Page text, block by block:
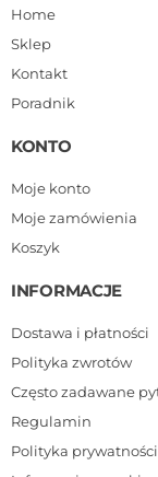
Home
Sklep
Kontakt
Poradnik
KONTO
Moje konto
Moje zamówienia
Koszyk
INFORMACJE
Dostawa i płatności
Polityka zwrotów
Często zadawane
Regulamin
Polityka prywatności